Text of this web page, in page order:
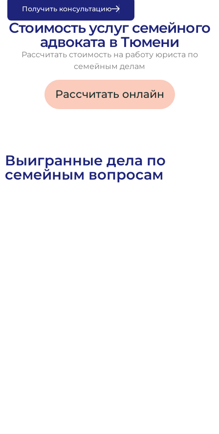
Получить консультацию
Стоимость услуг семейного
адвоката в Тюмени
Рассчитать стоимость на работу юриста по
семейным делам
Рассчитать онлайн
Выигранные дела по
семейным вопросам